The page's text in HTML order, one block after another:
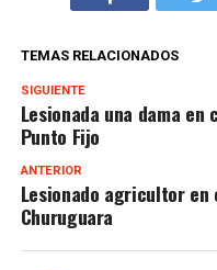
TEMAS RELACIONADOS
SIGUIENTE
Lesionada una dama
Punto Fijo
ANTERIOR
Lesionado agricultor en
Churuguara